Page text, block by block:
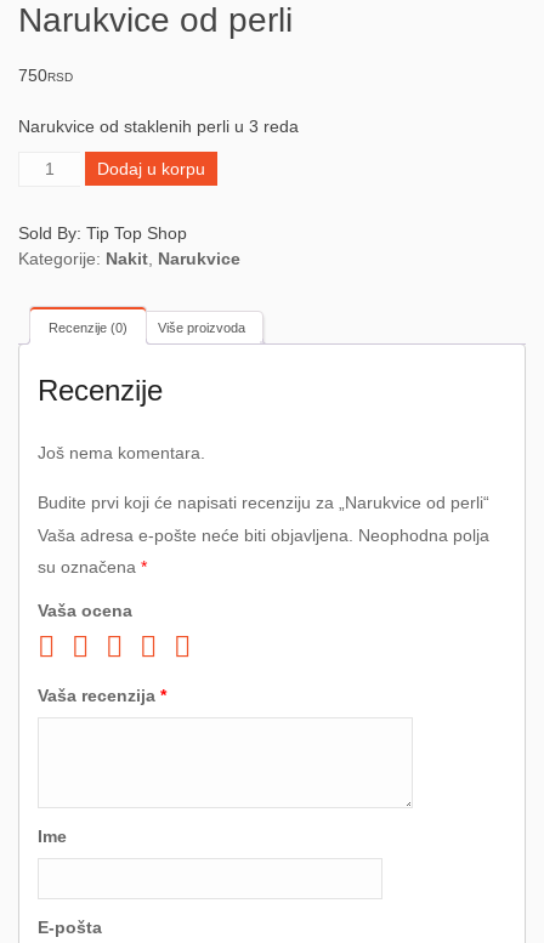
Narukvice od perli
750RSD
Narukvice od staklenih perli u 3 reda
Narukvice
količina
Dodaj u korpu
Sold By: Tip Top Shop
Kategorije: Nakit, Narukvice
Recenzije (0) Više proizvoda
Recenzije
Još nema komentara.
Budite prvi koji će napisati recenziju za „Narukvice od perli“
Vaša adresa e-pošte neće biti objavljena.
Neophodna polja
su označena *
Vaša ocena
Vaša recenzija *
Ime
E-pošta